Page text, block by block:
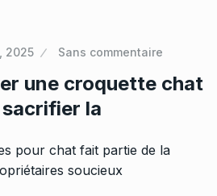
2025 Sans commentaire
une croquette chat
la
pour chat fait partie de la
soucieux